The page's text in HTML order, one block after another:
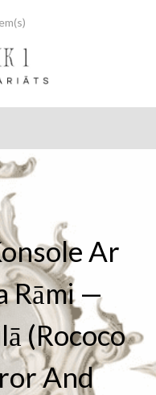
Ar
Rāmi —
(Rococo
And